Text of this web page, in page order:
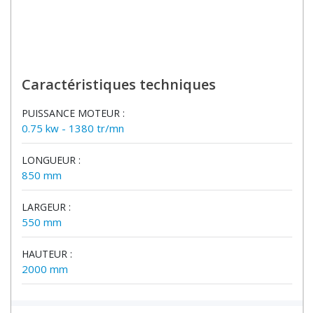
Caractéristiques techniques
PUISSANCE MOTEUR :
0.75 kw - 1380 tr/mn
LONGUEUR :
850 mm
LARGEUR :
550 mm
HAUTEUR :
2000 mm